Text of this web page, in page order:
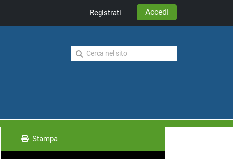
Registrati Accedi
Stampa